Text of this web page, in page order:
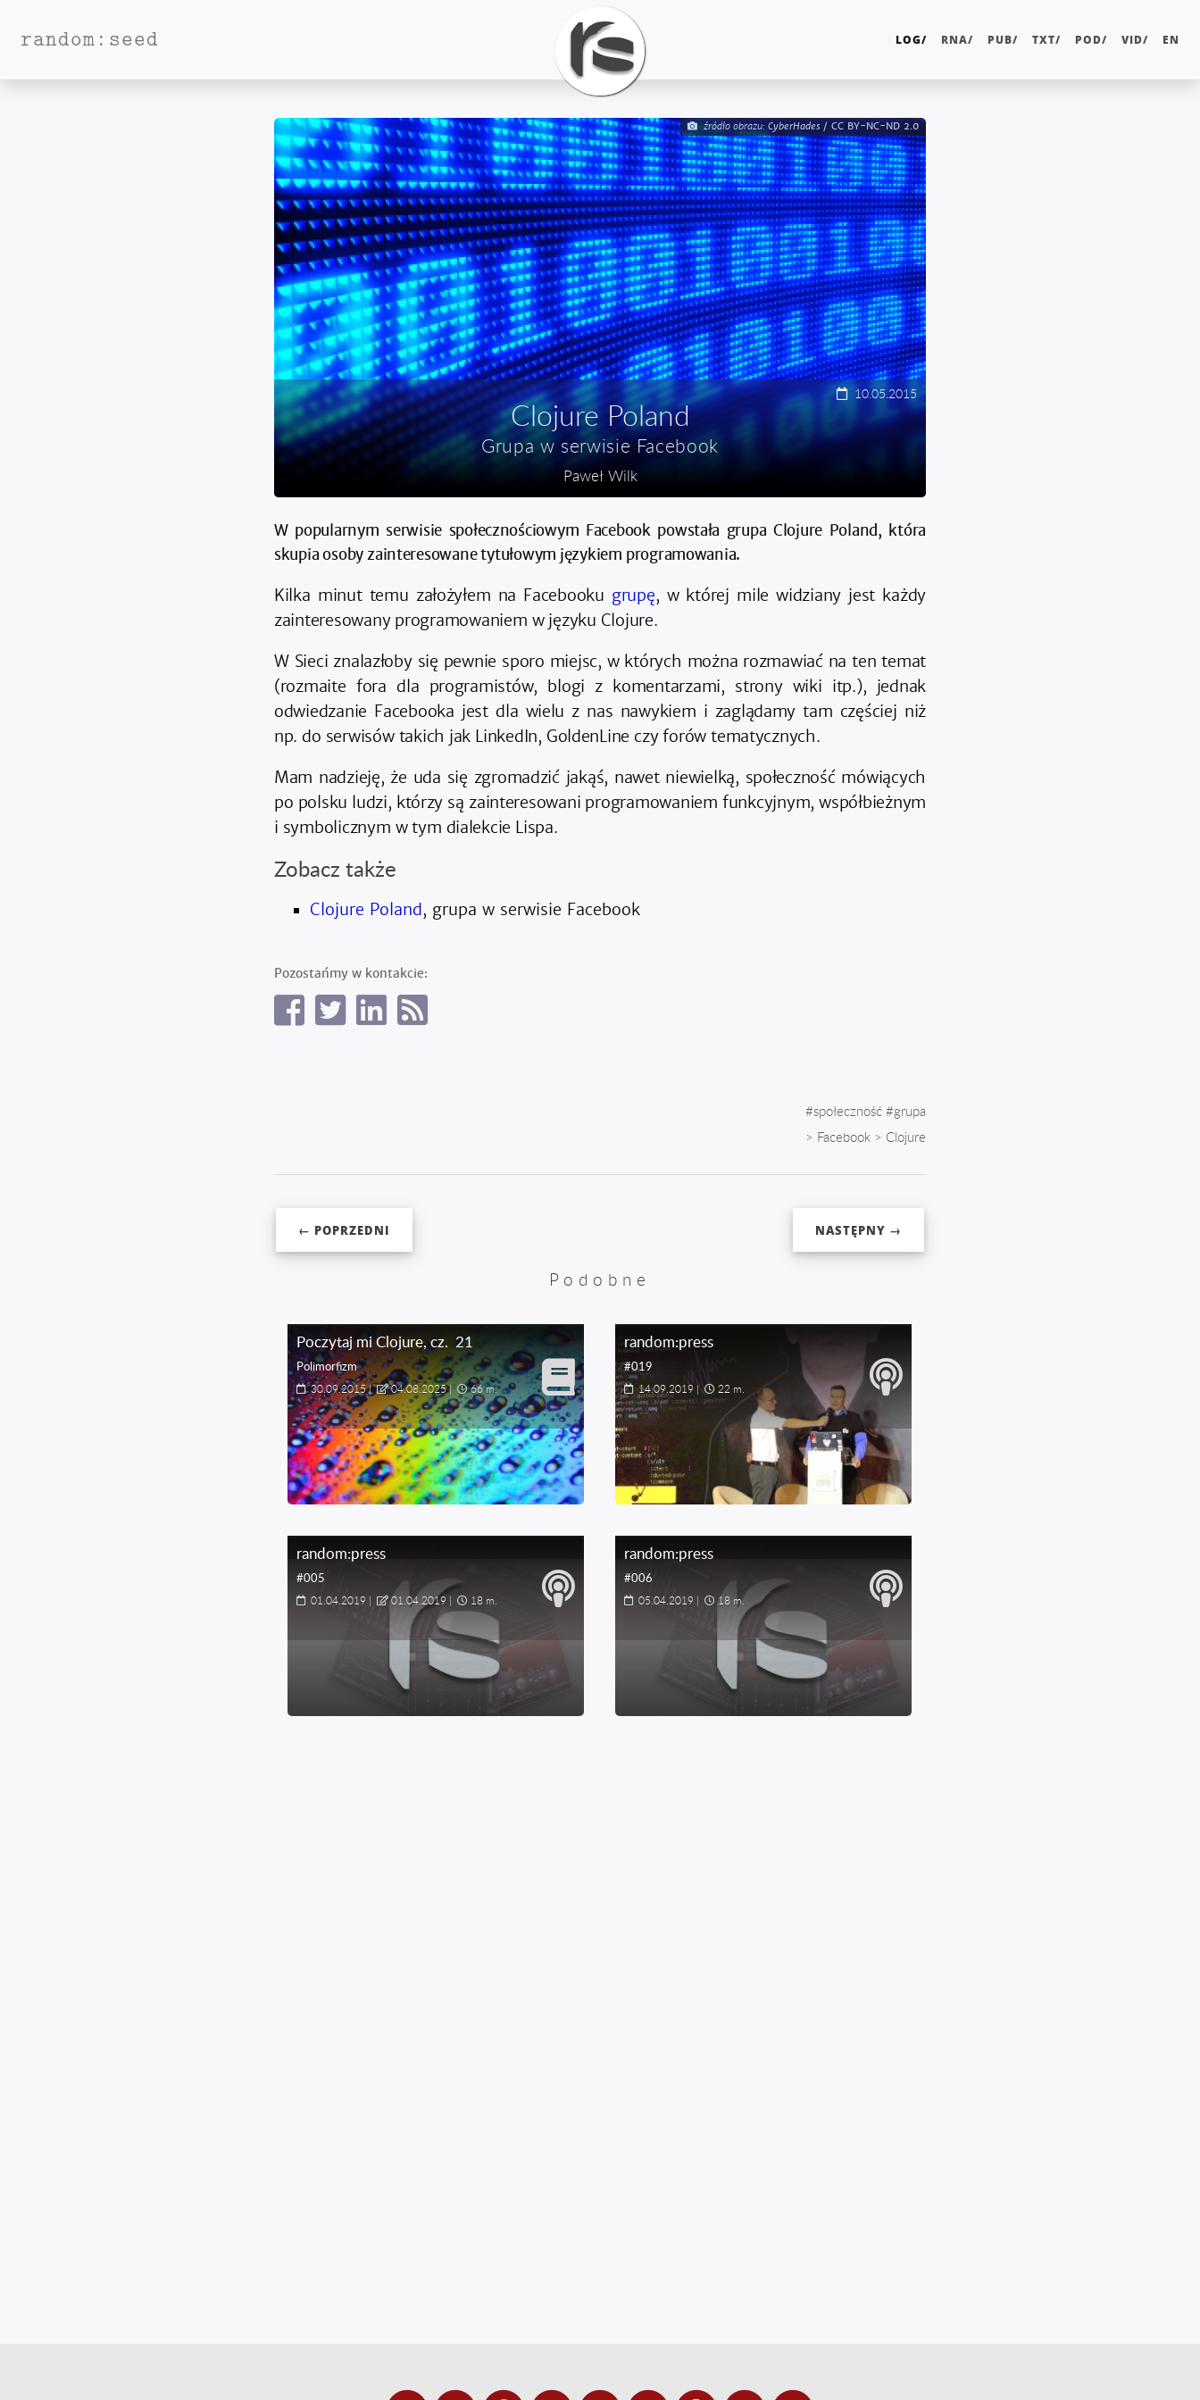
random:seed LOG/ RNA/ PUB/ TXT/ POD/ VID/ EN
Clojure Poland
Grupa w serwisie Facebook
Paweł Wilk
10.05.2015
CyberHades CC BY-NC-ND 2.0
W popularnym serwisie społecznościowym Facebook powstała grupa Clojure Poland, która
skupia osoby zainteresowane tytułowym językiem programowania.
Kilka minut temu założyłem na Facebooku grupę, w której mile widziany jest każdy
zainteresowany programowaniem w języku Clojure.
W Sieci znalazłoby się pewnie sporo miejsc, w których można rozmawiać na ten temat
(rozmaite fora dla programistów, blogi z komentarzami, strony wiki itp.), jednak
odwiedzanie Facebooka jest dla wielu z nas nawykiem i zaglądamy tam częściej niż
np. do serwisów takich jak LinkedIn, GoldenLine czy forów tematycznych.
Mam nadzieję, że uda się zgromadzić jakąś, nawet niewielką, społeczność mówiących
po polsku ludzi, którzy są zainteresowani programowaniem funkcyjnym, współbieżnym
i symbolicznym w tym dialekcie Lispa.
Zobacz także
Clojure Poland, grupa w serwisie Facebook
Pozostańmy w kontakcie:
#społeczność #grupa
> Facebook > Clojure
← POPRZEDNI NASTĘPNY →
Podobne
Poczytaj mi Clojure, cz. 21
Polimorfizm
30.09.2015| 04.08.2025 | 66 m.
random:press
#019
14.09.2019 | 22 m.
random:press
#005
01.04.2019 | 01.04.2019 | 18 m.
random:press
#006
05.04.2019 | 18 m.